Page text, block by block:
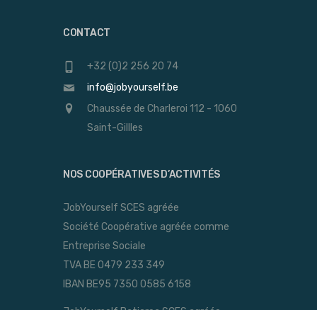
CONTACT
+32 (0)2 256 20 74
info@jobyourself.be
Chaussée de Charleroi 112 - 1060
Saint-Gillles
NOS COOPÉRATIVES D’ACTIVITÉS
JobYourself SCES agréée
Société Coopérative agréée comme
Entreprise Sociale
TVA BE 0479 233 349
IBAN BE95 7350 0585 6158